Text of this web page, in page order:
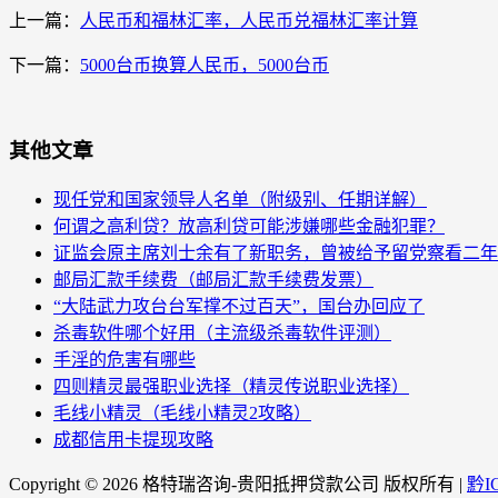
上一篇： 人民币和福林汇率，人民币兑福林汇率计算
下一篇： 5000台币换算人民币，5000台币
其他文章
现任党和国家领导人名单（附级别、任期详解）
何谓之高利贷？放高利贷可能涉嫌哪些金融犯罪？
证监会原主席刘士余有了新职务，曾被给予留党察看二
邮局汇款手续费（邮局汇款手续费发票）
“大陆武力攻台台军撑不过百天”，国台办回应了
杀毒软件哪个好用（主流级杀毒软件评测）
手淫的危害有哪些
四则精灵最强职业选择（精灵传说职业选择）
毛线小精灵（毛线小精灵2攻略）
成都信用卡提现攻略
Copyright © 2026 格特瑞咨询-贵阳抵押贷款公司 版权所有 | 黔